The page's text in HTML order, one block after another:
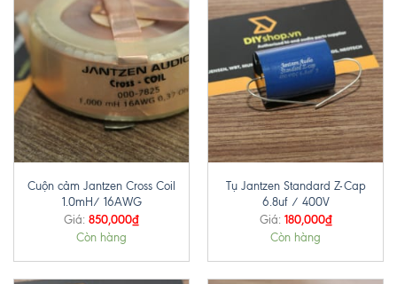
Cuộn cảm Jantzen Cross Coil
1.0mH/ 16AWG
Giá: 850,000₫
Còn hàng
Tụ Jantzen Standard Z-Cap
6.8uf / 400V
Giá: 180,000₫
Còn hàng